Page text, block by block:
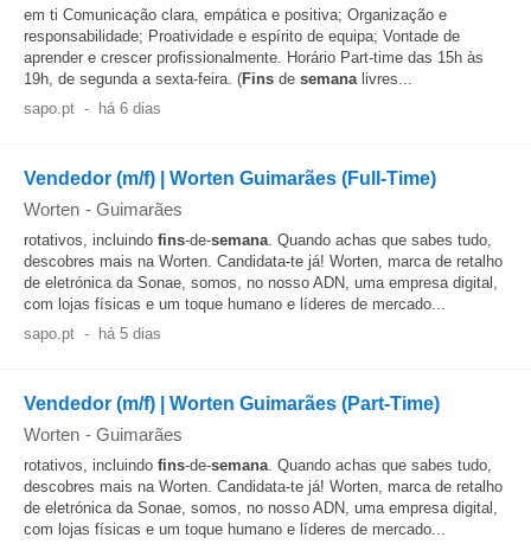
em ti Comunicação clara, empática e positiva; Organização e
responsabilidade; Proatividade e espírito de equipa; Vontade de
aprender e crescer profissionalmente. Horário Part-time das 15h às
19h, de segunda a sexta-feira. (Fins de semanalivres...
sapo.pt - há 6 dias
Vendedor (m/f) | Worten Guimarães (Full-Time)
Worten - Guimarães
rotativos, incluindo fins-de-semana. Quando achas que sabes tudo,
descobres mais na Worten. Candidata-te já! Worten, marca de retalho
de eletrónica da Sonae, somos, no nosso ADN, uma empresa digital,
com lojas físicas e um toque humano e líderes de mercado...
sapo.pt - há 5 dias
Vendedor (m/f) | Worten Guimarães (Part-Time)
Worten - Guimarães
rotativos, incluindo fins-de-semana. Quando achas que sabes tudo,
descobres mais na Worten. Candidata-te já! Worten, marca de retalho
de eletrónica da Sonae, somos, no nosso ADN, uma empresa digital,
com lojas físicas e um toque humano e líderes de mercado...